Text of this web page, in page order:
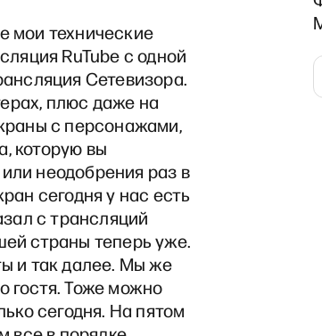
мои технические
RuTube с одной
Сетевизора.
плюс даже на
с персонажами,
которую вы
неодобрения раз в
сегодня у нас есть
с трансляций
страны теперь уже.
и так далее. Мы же
гостя. Тоже можно
сегодня. На пятом